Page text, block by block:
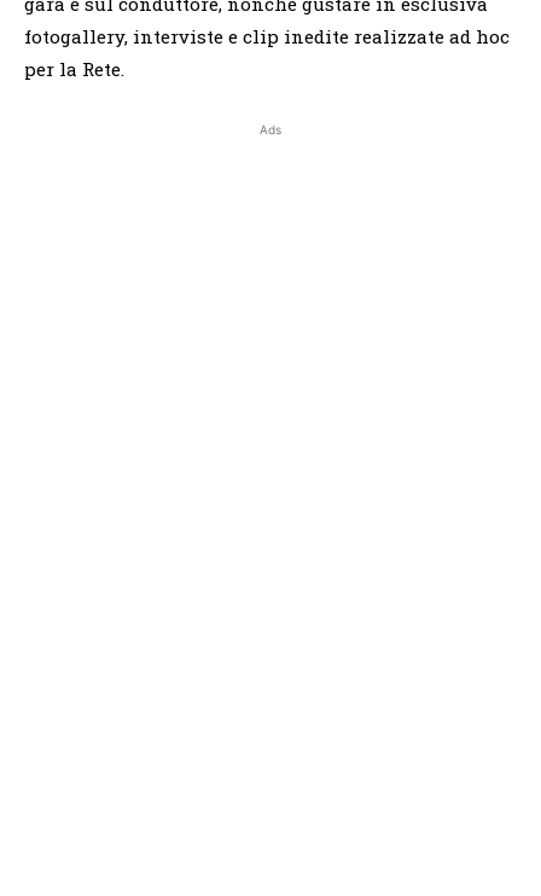
fotogallery, interviste e clip inedite realizzate ad hoc
per la Rete.
Ads